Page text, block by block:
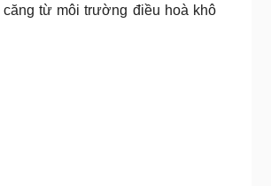
căng từ môi trường điều hoà khô